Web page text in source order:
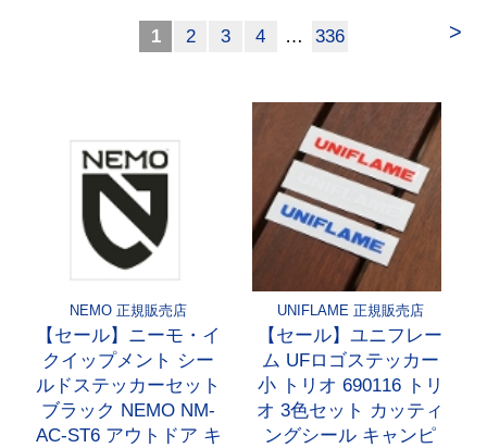
>
1 2 3 4 … 336
NEMO 正規販売店
【セール】ニーモ・イ
クイップメント シー
ルドステッカーセット
ブラック NEMO NM-
AC-ST6 アウトドア キ
UNIFLAME 正規販売店
【セール】ユニフレー
ム UFロゴステッカー
小 トリオ 690116 トリ
オ 3色セット カッティ
ングシール キャンピ